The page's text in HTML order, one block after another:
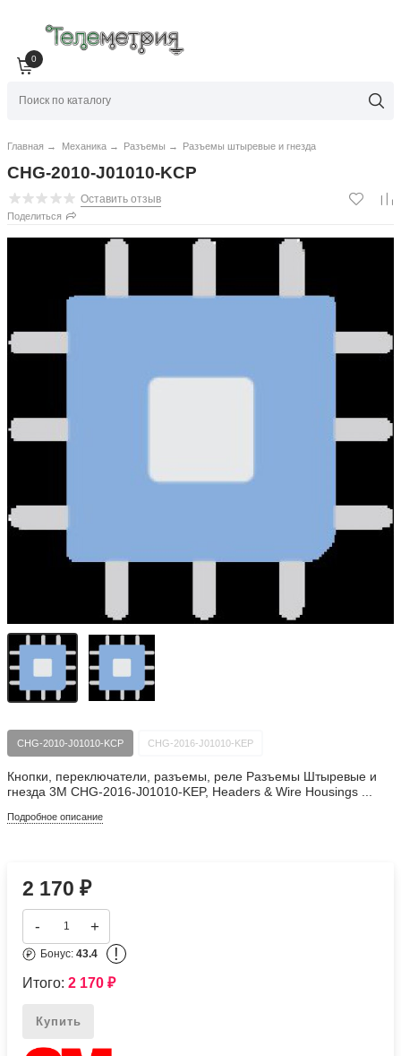
0
Главная → Механика → Разъемы → Разъемы штыревые и гнезда
CHG-2010-J01010-KCP
Оставить отзыв
Поделиться
CHG-2010-J01010-KCP CHG-2016-J01010-KEP
Кнопки, переключатели, разъемы, реле Разъемы Штыревые и
гнезда 3M CHG-2016-J01010-KEP, Headers & Wire Housings ...
Подробное описание
2 170₽
- +
Бонус:43.4 !
Итого:2 170₽
Купить